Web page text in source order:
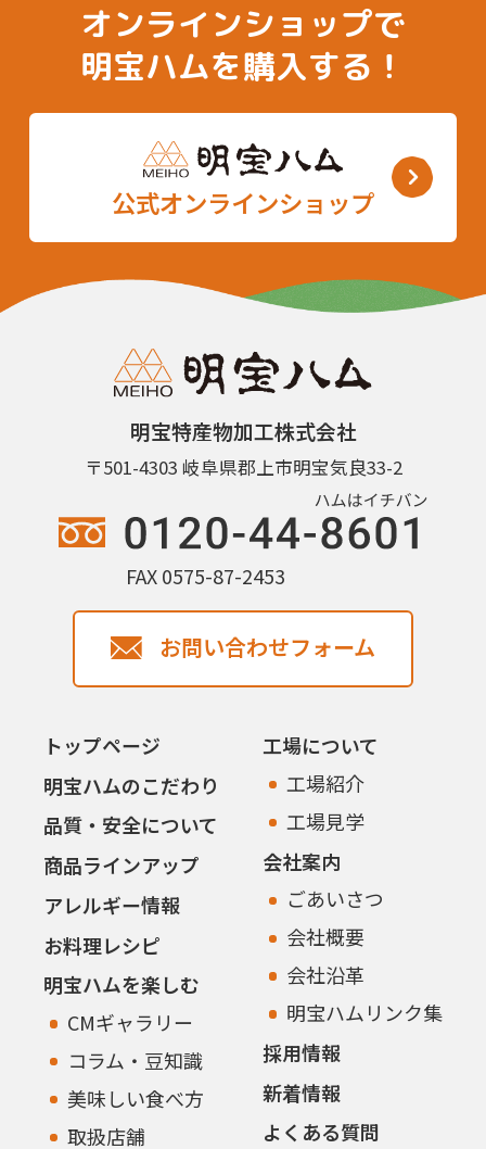
オンラインショップで
明宝ハムを購入する！
公式オンラインショップ
明宝特産物加工株式会社
〒501-4303 岐阜県郡上市明宝気良33-2
FAX 0575-87-2453
お問い合わせフォーム
トップページ
明宝ハムのこだわり
品質・安全について
商品ラインアップ
アレルギー情報
お料理レシピ
明宝ハムを楽しむ
CMギャラリー
コラム・豆知識
美味しい食べ方
取扱店舗
工場について
工場紹介
工場見学
会社案内
ごあいさつ
会社概要
会社沿革
明宝ハムリンク集
採用情報
新着情報
よくある質問